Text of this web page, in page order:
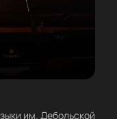
им. Дебольской